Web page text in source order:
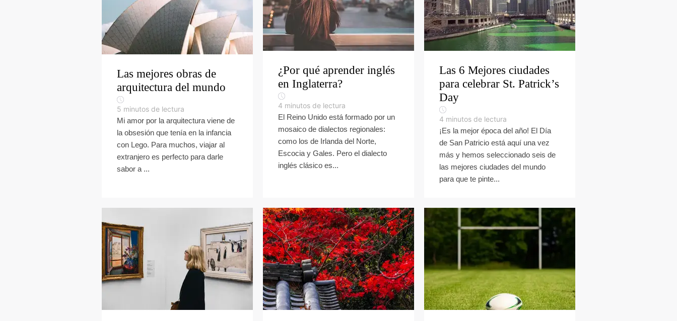
Las mejores obras de
arquitectura del mundo
5 minutos de lectura
Mi amor por la arquitectura viene de
la obsesión que tenía en la infancia
con Lego. Para muchos, viajar al
extranjero es perfecto para darle
sabor a ...
¿Por qué aprender inglés
en Inglaterra?
4 minutos de lectura
El Reino Unido está formado por un
mosaico de dialectos regionales:
como los de Irlanda del Norte,
Escocia y Gales. Pero el dialecto
inglés clásico es...
Las 6 Mejores ciudades
para celebrar St. Patrick’s
Day
4 minutos de lectura
¡Es la mejor época del año! El Día
de San Patricio está aquí una vez
más y hemos seleccionado seis de
las mejores ciudades del mundo
para que te pinte...